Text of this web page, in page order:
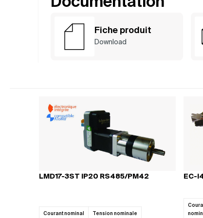
LMD17-3ST IP20 RS485/PM42
Courant nominal Tension nominale
EC-
Fiche produit
Download